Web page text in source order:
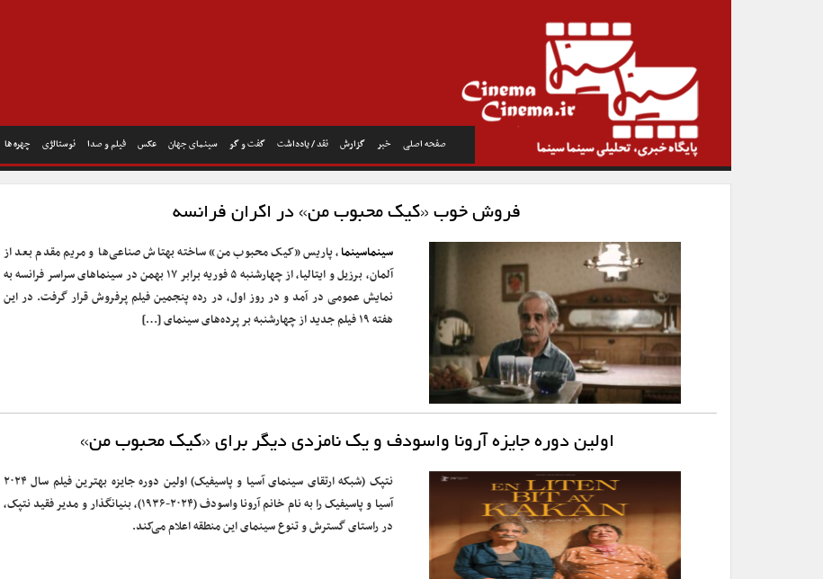
صفحه اصلی خبر گزارش نقد / یادداشت گفت و گو سینمای جهان عکس فیلم و صدا نوستالژی چهره ها
فروش خوب «کیک محبوب من» در اکران فرانسه
سینماسینما، پاریس «کیک محبوب من» ساخته بهتاش صناعی‌ها و مریم مقدم بعد از
آلمان، برزیل و ایتالیا، از چهارشنبه ۵ فوریه برابر ۱۷ بهمن در سینماهای سراسر فرانسه به
نمایش عمومی در آمد و در روز اول، در رده پنجمین فیلم پرفروش قرار گرفت. در این
هفته ۱۹ فیلم جدید از چهارشنبه بر پرده‌های سینمای […]
اولین دوره جایزه آرونا واسودف و یک نامزدی دیگر برای «کیک محبوب من»
نتپک (شبکه ارتقای سینمای آسیا و پاسیفیک) اولین دوره جایزه بهترین فیلم سال ۲۰۲۴
آسیا و پاسیفیک را به نام خانم آرونا واسودف (۲۰۲۴-۱۹۳۶)، بنیانگذار و مدیر فقید نتپک،
در راستای گسترش و تنوع سینمای این منطقه اعلام می‌کند.